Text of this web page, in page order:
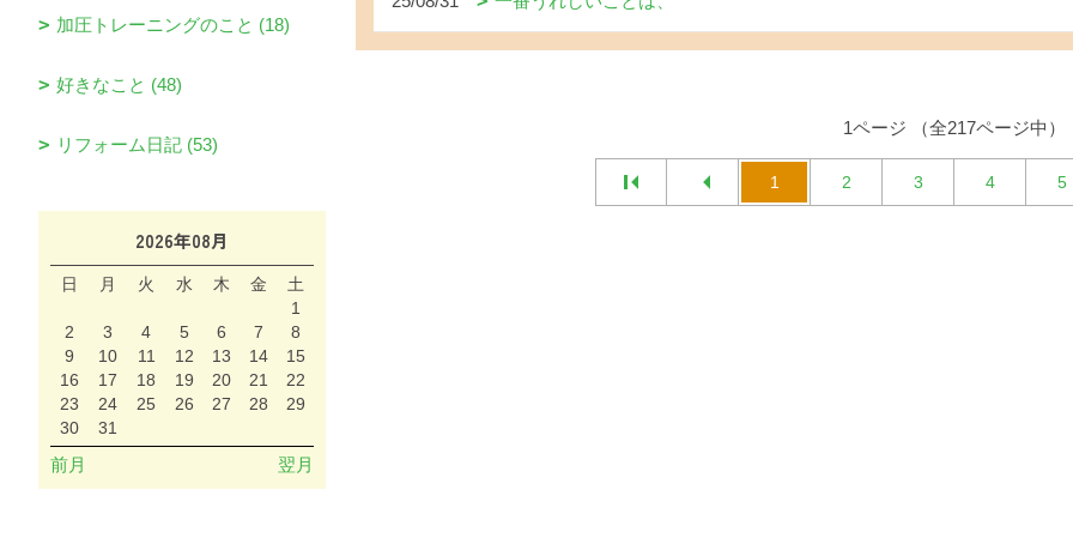
1ページ （全217ページ中）
1 2 3 4 5
加圧トレーニングのこと (18)
好きなこと (48)
リフォーム日記 (53)
2026年08月
日 月 火 水 木 金
土
1
2
3 4 5 6 7
8
9
10 11 12 13 14
15
16
17 18 19 20 21
22
23
24 25 26 27 28
29
30
31
前月 翌月